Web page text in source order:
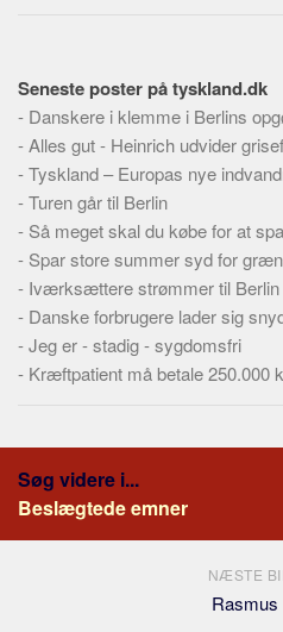
Seneste poster på tyskland.dk
- Danskere i klemme i Berlins
-Alles gut - Heinrich udvider
-Tyskland – Europas nye
-Turen går til Berlin
- Så meget skal du købe for at
- Spar store summer syd for
- Iværksættere strømmer til Berlin
- Danske forbrugere lader sig
-Jeg er - stadig - sygdomsfri
- Kræftpatient må betale 250.000
Søg videre i...
Beslægtede emner
NÆSTE
Rasmus